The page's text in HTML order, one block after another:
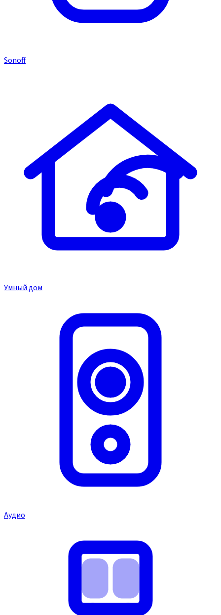
Sonoff
Умный дом
Аудио